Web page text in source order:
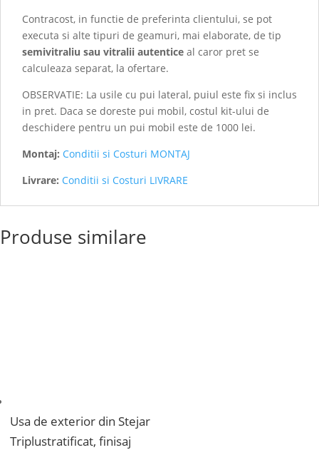
Contracost, in functie de preferinta clientului, se pot
executa si alte tipuri de geamuri, mai elaborate, de tip
semivitraliu sau vitralii autentice al caror pret se
calculeaza separat, la ofertare.
OBSERVATIE: La usile cu pui lateral, puiul este fix si inclus
in pret. Daca se doreste pui mobil, costul kit-ului de
deschidere pentru un pui mobil este de 1000 lei.
Montaj: Conditii si Costuri MONTAJ
Livrare: Conditii si Costuri LIVRARE
Produse similare
Usa de exterior din Stejar
Triplustratificat, finisaj